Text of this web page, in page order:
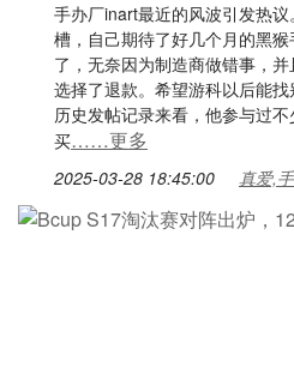
手办厂inart最近的风波引发热
槽，自己期待了好几个月的黑
了，无奈因为制造商做错事，
选择了退款。希望游科以后能
历史发帖记录来看，他参与过
买……更多
2025-03-28 18:45:00 真爱,